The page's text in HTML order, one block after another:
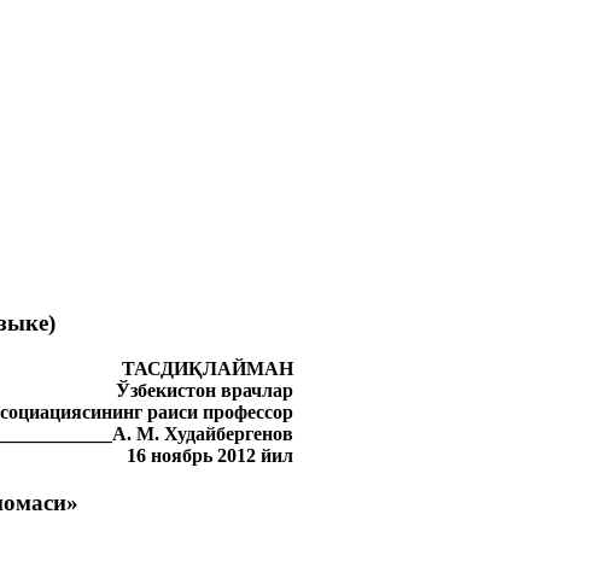
ТАСДИҚЛАЙМАН
Ўзбекистон врачлар
раиси профессор
М. Худайбергенов
16 ноябрь 2012 йил